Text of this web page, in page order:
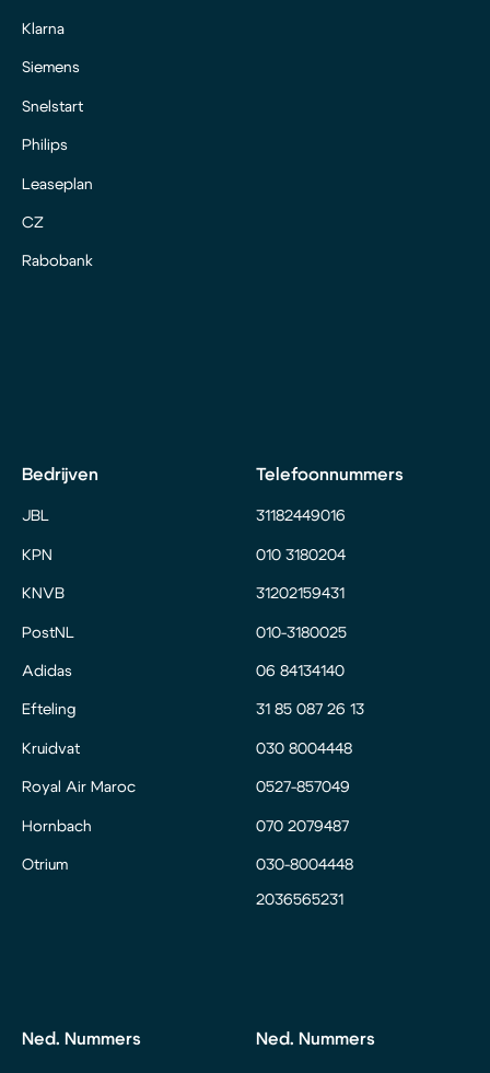
Klarna
Siemens
Snelstart
Philips
Leaseplan
CZ
Rabobank
Bedrijven
JBL
KPN
KNVB
PostNL
Adidas
Efteling
Kruidvat
Royal Air Maroc
Hornbach
Otrium
Telefoonnummers
31182449016
010 3180204
31202159431
010-3180025
06 84134140
31 85 087 26 13
030 8004448
0527-857049
070 2079487
030-8004448
2036565231
Ned. Nummers Ned. Nummers